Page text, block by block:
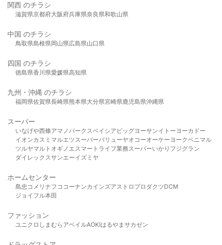
関西 のチラシ
滋賀県京都府大阪府兵庫県奈良県和歌山県
中国 のチラシ
鳥取県島根県岡山県広島県山口県
四国 のチラシ
徳島県香川県愛媛県高知県
九州・沖縄 のチラシ
福岡県佐賀県長崎県熊本県大分県宮崎県鹿児島県沖縄県
スーパー
いなげや西條アマノパークスベイシア ビッグヨーサンイトーヨーカドー
イオンカスミ マルエツスーパーバリューヤオコーオーケー ヨークベニマル
ツルヤマルト オギノ エスマート ライフ業務スーパーいかり フジグラン
ダイレックスサンエーイズミヤ
ホームセンター
島忠 コメリ ナフコ コーナンカインズアストロプロダクツDCM
ジョイフル本田
ファッション
ユニクロ しまむら アベイルAOKIはるやま サカゼン